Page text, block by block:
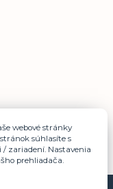
webové stránky
súhlasíte s
zariadení. Nastavenia
prehliadača.